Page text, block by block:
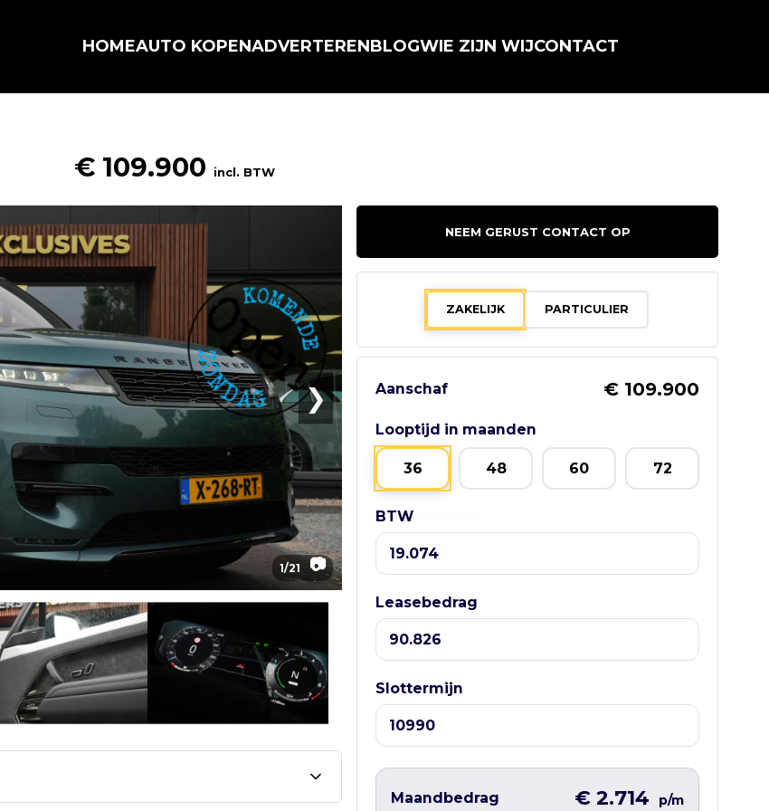
HOMEAUTO KOPENADVERTERENBLOGWIE ZIJN WIJCONTACT
€ 109.900 incl. BTW
❯
1/21 📷
NEEM GERUST CONTACT OP
ZAKELIJK PARTICULIER
Aanschaf € 109.900
Looptijd in maanden
36 48 60 72
BTW
Leasebedrag
Leasebedrag
Slottermijn
Maandbedrag € 2.714 p/m